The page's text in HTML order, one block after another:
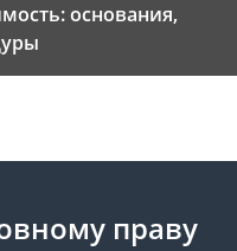
основания,
праву